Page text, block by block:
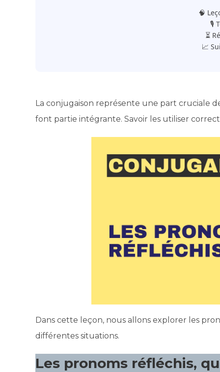
🧠
🎙️
⏳
📈
La conjugaison représente une part cruciale
font partie intégrante. Savoir les utiliser
Dans cette leçon, nous allons explorer les
différentes situations.
Les pronoms réfléchis,